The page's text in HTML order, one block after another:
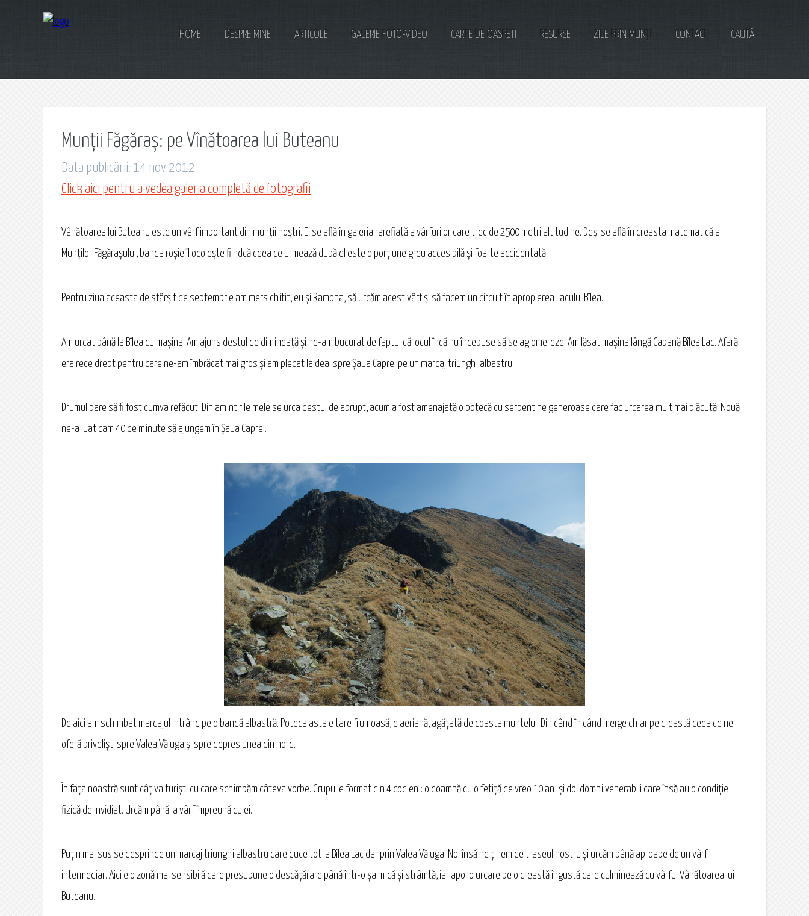
HOME DESPRE MINE ARTICOLE GALERIE FOTO-VIDEO CARTE DE OASPETI RESURSE ZILE PRIN MUNȚI CONTACT CAUTĂ
Munții Făgăraș: pe Vînătoarea lui Buteanu
Data publicării: 14 nov 2012
Click aici pentru a vedea galeria completă de fotografii
Vânătoarea lui Buteanu este un vârf important din munții noștri. El se află în galeria rarefiată a vârfurilor care trec de 2500 metri altitudine. Deși se află în creasta matematică a
Munților Făgărașului, banda roșie îl ocolește fiindcă ceea ce urmează după el este o porţiune greu accesibilă și foarte accidentată.
Pentru ziua aceasta de sfârşit de septembrie am mers chitit, eu și Ramona, să urcăm acest vârf și să facem un circuit în apropierea Lacului Bîlea.
Am urcat până la Bîlea cu mașina. Am ajuns destul de dimineață și ne-am bucurat de faptul că locul încă nu începuse să se aglomereze. Am lăsat mașina lângă Cabană Bîlea Lac. Afară
era rece drept pentru care ne-am îmbrăcat mai gros și am plecat la deal spre Șaua Caprei pe un marcaj triunghi albastru.
Drumul pare să fi fost cumva refăcut. Din amintirile mele se urca destul de abrupt, acum a fost amenajată o potecă cu serpentine generoase care fac urcarea mult mai plăcută. Nouă
ne-a luat cam 40 de minute să ajungem în Șaua Caprei.
De aici am schimbat marcajul intrând pe o bandă albastră. Poteca asta e tare frumoasă, e aeriană, agățată de coasta muntelui. Din când în când merge chiar pe creastă ceea ce ne
oferă priveliști spre Valea Văiuga și spre depresiunea din nord.
În fața noastră sunt câţiva turiști cu care schimbăm câteva vorbe. Grupul e format din 4 codleni: o doamnă cu o fetiță de vreo 10 ani și doi domni venerabili care însă au o condiție
fizică de invidiat. Urcăm până la vârf împreună cu ei.
Puțin mai sus se desprinde un marcaj triunghi albastru care duce tot la Bîlea Lac dar prin Valea Văiuga. Noi însă ne ținem de traseul nostru și urcăm până aproape de un vârf
intermediar. Aici e o zonă mai sensibilă care presupune o descățărare până într-o șa mică și strâmtă, iar apoi o urcare pe o creastă îngustă care culminează cu vârful Vânătoarea lui
Buteanu.